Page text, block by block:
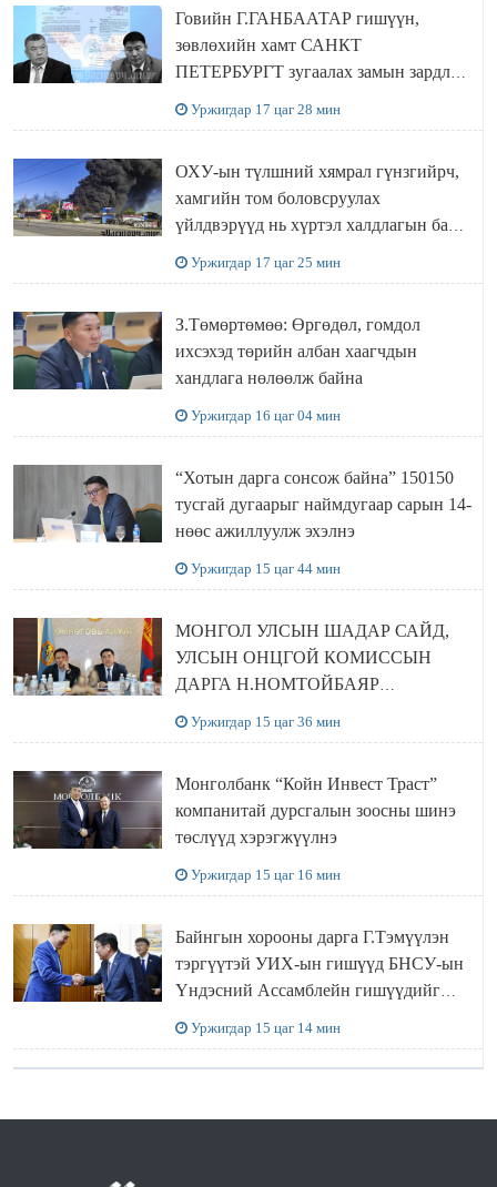
Говийн Г.ГАНБААТАР гишүүн,
зөвлөхийн хамт САНКТ
ПЕТЕРБУРГТ зугаалах замын зардлаа
Уржигдар 17 цаг 28 мин
ОХУ-ын түлшний хямрал гүнзгийрч,
хамгийн том боловсруулах
үйлдвэрүүд нь хүртэл халдлагын бай
Уржигдар 17 цаг 25 мин
З.Төмөртөмөө: Өргөдөл, гомдол
ихсэхэд төрийн албан хаагчдын
хандлага нөлөөлж байна
Уржигдар 16 цаг 04 мин
“Хотын дарга сонсож байна” 150150
тусгай дугаарыг наймдугаар сарын 14-
нөөс ажиллуулж эхэлнэ
Уржигдар 15 цаг 44 мин
МОНГОЛ УЛСЫН ШАДАР САЙД,
УЛСЫН ОНЦГОЙ КОМИССЫН
ДАРГА Н.НОМТОЙБАЯР
Уржигдар 15 цаг 36 мин
Монголбанк “Койн Инвест Траст”
компанитай дурсгалын зоосны шинэ
төслүүд хэрэгжүүлнэ
Уржигдар 15 цаг 16 мин
Байнгын хорооны дарга Г.Тэмүүлэн
тэргүүтэй УИХ-ын гишүүд БНСУ-ын
Үндэсний Ассамблейн гишүүдийг
Уржигдар 15 цаг 14 мин